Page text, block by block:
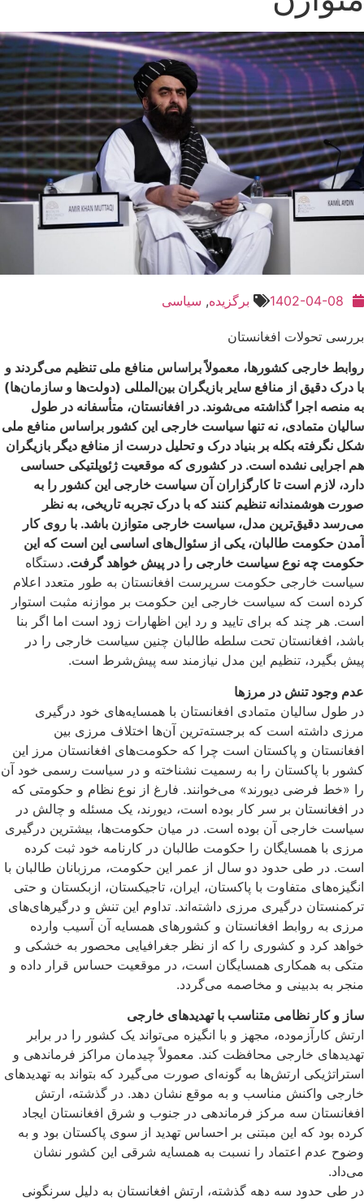
1402-04-08 برگزیده, سیاسی
بررسی تحولات افغانستان
روابط خارجی کشورها، معمولاً براساس منافع ملی تنظیم می‌گردند و
با درک دقیق از منافع سایر بازیگران بین‌المللی (دولت‌ها و سازمان‌ها)
به منصه اجرا گذاشته می‌شوند. در افغانستان، متأسفانه در طول
سالیان متمادی، نه تنها سیاست خارجی این کشور براساس منافع ملی
شکل نگرفته بکله بر بنیاد درک و تحلیل درست از منافع دیگر بازیگران
هم اجرایی نشده است. در کشوری که موقعیت ژئوپلتیکی حساسی
دارد، لازم است تا کارگزاران آن سیاست خارجی این کشور را به
صورت هوشمندانه تنظیم کنند که با درک تجربه تاریخی، به نظر
می‌رسد دقیق‌ترین مدل، سیاست خارجی متوازن باشد. با روی کار
آمدن حکومت طالبان، یکی از سئوال‌های اساسی این است که این
حکومت چه نوع سیاست خارجی را در پیش خواهد گرفت. دستگاه
سیاست خارجی حکومت سرپرست افغانستان به طور متعدد اعلام
کرده است که سیاست خارجی این حکومت بر موازنه مثبت استوار
است. هر چند که برای تایید و رد این اظهارات زود است اما اگر بنا
باشد، افغانستان تحت سلطه طالبان چنین سیاست خارجی را در
پیش بگیرد، تنظیم این مدل نیازمند سه پیش‌شرط است.
عدم وجود تنش در مرزها
در طول سالیان متمادی افغانستان با همسایه‌های خود درگیری
مرزی داشته است که برجسته‌ترین آن‌ها اختلاف مرزی بین
افغانستان و پاکستان است چرا که حکومت‌های افغانستان مرز این
کشور با پاکستان را به رسمیت نشناخته و در سیاست رسمی خود آن
را «خط فرضی دیورند» می‌خوانند. فارغ از نوع نظام و حکومتی که
در افغانستان بر سر کار بوده است، دیورند، یک مسئله و چالش در
سیاست خارجی آن بوده است. در میان حکومت‌ها، بیشترین درگیری
مرزی با همسایگان را حکومت طالبان در کارنامه خود ثبت کرده‌
است. در طی حدود دو سال از عمر این حکومت، مرزبانان طالبان با
انگیزه‌های متفاوت با پاکستان، ایران، تاجیکستان، ازبکستان و حتی
ترکمنستان درگیری مرزی داشته‌اند. تداوم این تنش و درگیرهای‌های
مرزی به روابط افغانستان و کشورهای همسایه آن آسیب وارده
خواهد کرد و کشوری را که از نظر جغرافیایی محصور به خشکی و
متکی به همکاری همسایگان است، در موقعیت حساس قرار داده و
منجر به بدبینی و مخاصمه می‌گردد.
ساز و کار نظامی متناسب با تهدیدهای خارجی
ارتش کارآزموده، مجهز و با انگیزه می‌تواند یک کشور را در برابر
تهدیدهای خارجی محافظت کند. معمولاً چیدمان مراکز فرماندهی و
استراتژیکی ارتش‌ها به گونه‌ای صورت می‌گیرد که بتواند به تهدیدهای
خارجی واکنش مناسب و به موقع نشان دهد. در گذشته، ارتش
افغانستان سه مرکز فرماندهی در جنوب و شرق افغانستان ایجاد
کرده بود که این مبتنی بر احساس تهدید از سوی پاکستان بود و به
وضوح عدم اعتماد را نسبت به همسایه شرقی این کشور نشان
می‌داد.
در طی حدود سه دهه گذشته، ارتش افغانستان به دلیل سرنگونی